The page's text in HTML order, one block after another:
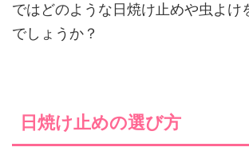
ではどのような日焼け止めや虫よけ
でしょうか？
日焼け止めの選び方